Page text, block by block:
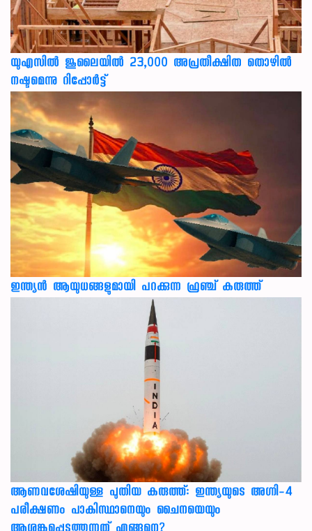
യുഎസില്‍ ജൂലൈയില്‍ 23,000 അപ്രതീക്ഷിത തൊഴില്‍
നഷ്ടമെന്നു റിപ്പോര്‍ട്ട്
ഇന്ത്യൻ ആയുധങ്ങളുമായി പറക്കുന്ന ഫ്രഞ്ച് കരുത്ത്
ആണവശേഷിയുള്ള പുതിയ കരുത്ത്: ഇന്ത്യയുടെ അഗ്നി-4
പരീക്ഷണം പാകിസ്ഥാനെയും ചൈനയെയും